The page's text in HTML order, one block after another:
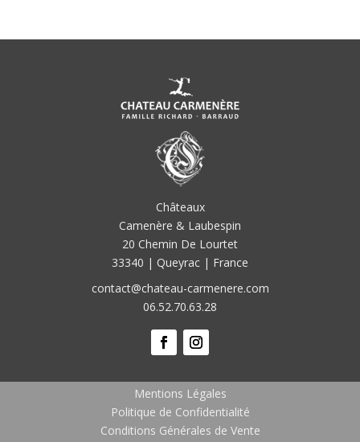
Châteaux
Camenère & Laubespin
20 Chemin De Lourtet
33340 | Queyrac | France
contact@chateau-carmenere.com
06.52.70.63.28
Mentions Légales
Politique de Confidentialité
Conditions Générales de Vente